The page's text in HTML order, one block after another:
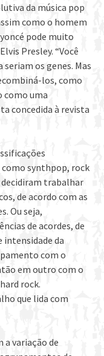
da música pop
como o homem
pode muito
Presley. “Você
os genes. Mas
los, como
como uma
concedida à revista
synthpop, rock
trabalhar
de acordo com as
Ou seja,
de acordes, de
da
com o
em outro com o
rock.
que lida com
a variação de